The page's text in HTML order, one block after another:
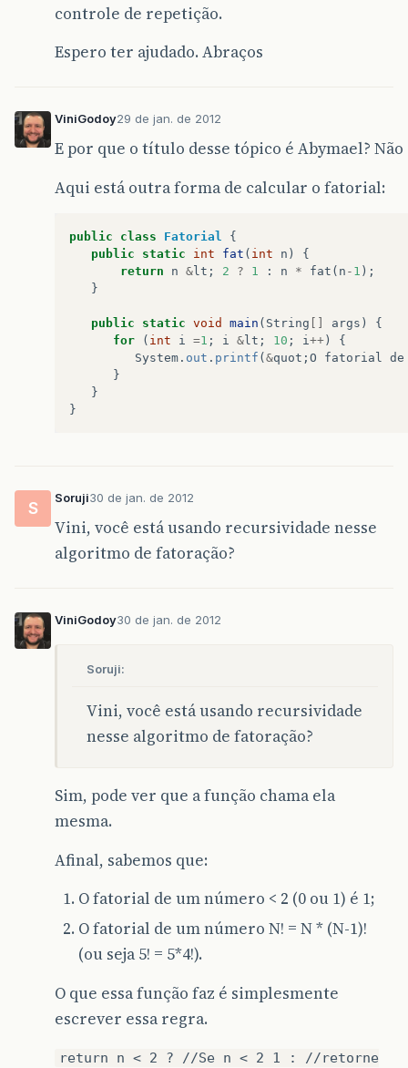
controle de repetição.
Espero ter ajudado. Abraços
ViniGodoy29 de jan. de 2012
E por que o título desse tópico é Abymael?
Aqui está outra forma de calcular o fatorial:
public class Fatorial
{
public
static int fat ( int n )
{
return
n & lt ; 2 ? 1 : n * fat ( n - 1 );
}
public static void main ( String args )
{
for
( int i =1 ; i & lt ; 10 ; i++ )
{
System . out . printf ( &quot ; O fatorial de
}
}
}
S
Soruji30 de jan. de 2012
Vini, você está usando recursividade nesse
algoritmo de fatoração?
ViniGodoy30 de jan. de 2012
Soruji:
Vini, você está usando recursividade
nesse algoritmo de fatoração?
Sim, pode ver que a função chama ela
mesma.
Afinal, sabemos que:
O fatorial de um número < 2 (0 ou 1) é 1;
O fatorial de um número N! = N * (N-1)!
(ou seja 5! = 5*4!).
O que essa função faz é simplesmente
escrever essa regra.
return n < 2 ? //Se n < 2 1 : //retorne